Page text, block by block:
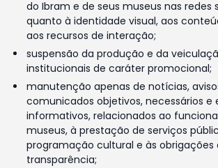
do Ibram e de seus museus nas redes
quanto à identidade visual, aos
aos recursos de interação;
suspensão da produção e da
institucionais de caráter promocional;
manutenção apenas de notícias,
comunicados objetivos, necessários
informativos, relacionados ao
museus, à prestação de serviços
programação cultural e às obrigações
transparência;